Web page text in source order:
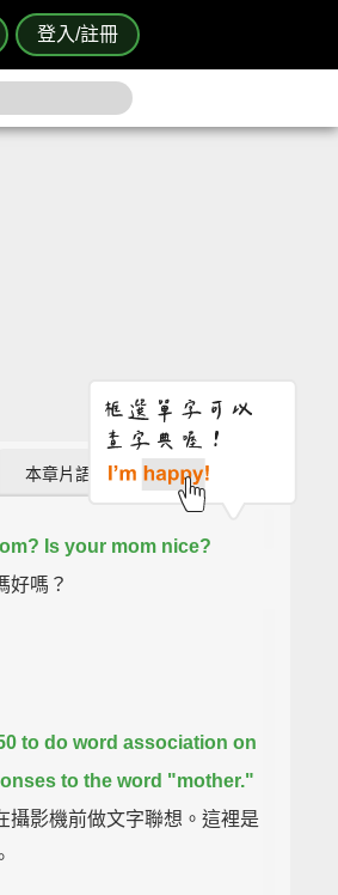
登入/註冊
本章片語 (6)
Is your mom nice?
好嗎？
to do word association on
to the word "mother."
攝影機前做文字聯想。這裡是